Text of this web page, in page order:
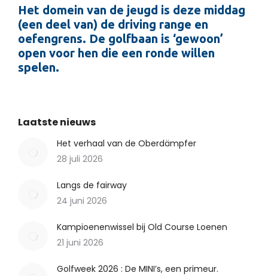
Het domein van de jeugd is deze middag
(een deel van) de driving range en
oefengrens. De golfbaan is ‘gewoon’
open voor hen die een ronde willen
spelen.
Laatste nieuws
Het verhaal van de Oberdämpfer
28 juli 2026
Langs de fairway
24 juni 2026
Kampioenenwissel bij Old Course Loenen
21 juni 2026
Golfweek 2026 : De MINI’s, een primeur.